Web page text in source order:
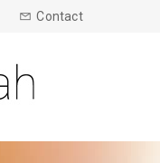
Contact